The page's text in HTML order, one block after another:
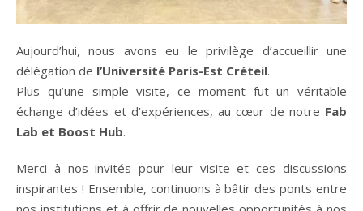
Aujourd’hui, nous avons eu le privilège d’accueillir une
délégation de l’Université Paris-Est Créteil.
Plus qu’une simple visite, ce moment fut un véritable
échange d’idées et d’expériences, au cœur de notre Fab
Lab et Boost Hub.
Merci à nos invités pour leur visite et ces discussions
inspirantes ! Ensemble, continuons à bâtir des ponts entre